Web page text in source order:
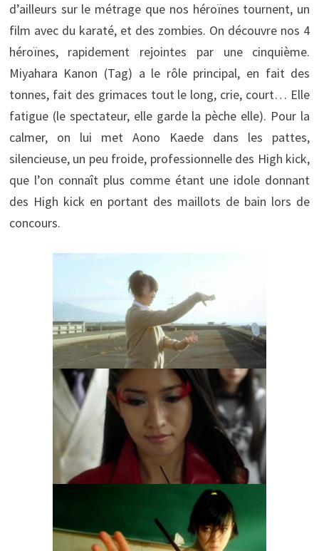
d’ailleurs sur le métrage que nos héroïnes tournent, un
film avec du karaté, et des zombies. On découvre nos 4
héroïnes, rapidement rejointes par une cinquième.
Miyahara Kanon (Tag) a le rôle principal, en fait des
tonnes, fait des grimaces tout le long, crie, court… Elle
fatigue (le spectateur, elle garde la pèche elle). Pour la
calmer, on lui met Aono Kaede dans les pattes,
silencieuse, un peu froide, professionnelle des High kick,
que l’on connaît plus comme étant une idole donnant
des High kick en portant des maillots de bain lors de
concours.